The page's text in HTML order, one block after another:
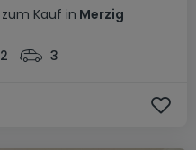
zum Kauf in Merzig
2 3